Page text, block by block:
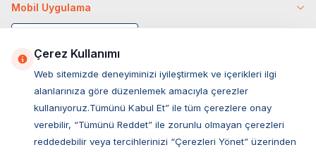
Mobil Uygulama
Çerez Kullanımı
Web sitemizde deneyiminizi iyileştirmek ve içerikleri ilgi
alanlarınıza göre düzenlemek amacıyla çerezler
kullanıyoruz.Tümünü Kabul Et” ile tüm çerezlere onay
verebilir, “Tümünü Reddet” ile zorunlu olmayan çerezleri
reddedebilir veya tercihlerinizi “Çerezleri Yönet” üzerinden